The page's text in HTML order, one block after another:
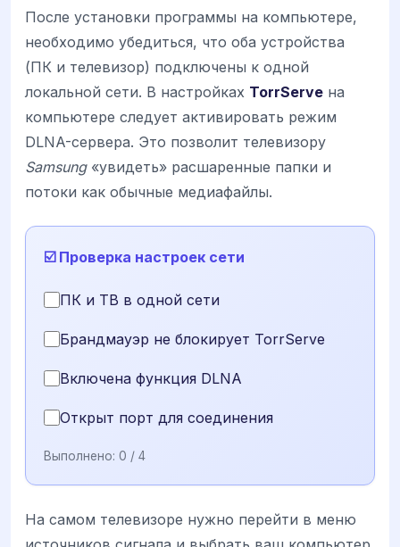
После установки программы на компьютере,
необходимо убедиться, что оба устройства
(ПК и телевизор) подключены к одной
локальной сети. В настройках TorrServe на
компьютере следует активировать режим
DLNA-сервера. Это позволит телевизору
Samsung«увидеть» расшаренные папки и
потоки как обычные медиафайлы.
☑️ Проверка настроек сети
ПК и ТВ в одной сети
Брандмауэр не блокирует TorrServe
Включена функция DLNA
Открыт порт для соединения
Выполнено: 0 / 4
На самом телевизоре нужно перейти в меню